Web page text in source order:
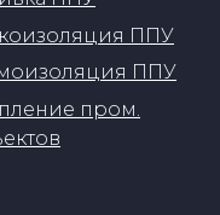
ППУ
ППУ
пром.